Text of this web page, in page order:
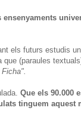
ensenyaments
els futurs estudis
que (paraules
Que els 90.000
tinguem aquest